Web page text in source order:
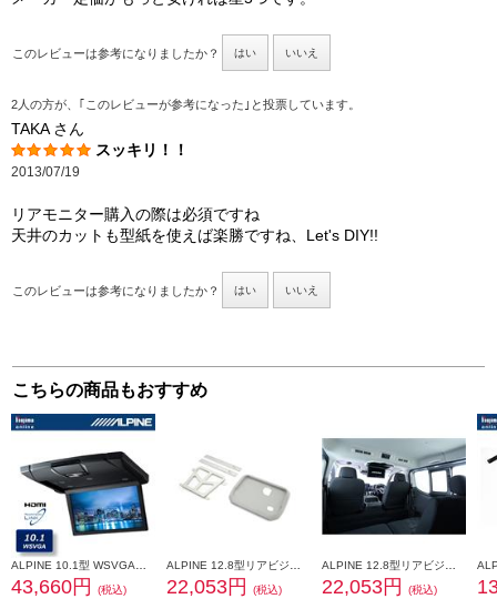
このレビューは参考になりましたか？ はい いいえ
2人の方が、｢このレビューが参考になった｣と投票しています。
TAKAさん
スッキリ！！
2013/07/19
リアモニター購入の際は必須ですね
天井のカットも型紙を使えば楽勝ですね、Let's DIY!!
このレビューは参考になりましたか？ はい いいえ
こちらの商品もおすすめ
43,660円
(税込)
22,053円 (税込) 22,053円 (税込)